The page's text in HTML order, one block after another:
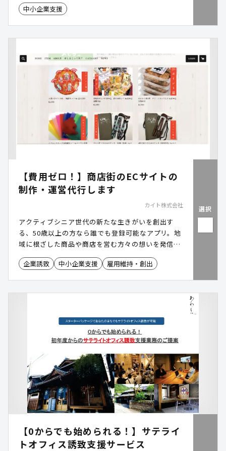
中小企業支援
【費用ゼロ！】商店街のECサイトの
制作・運営代行します
カイト株式会社
アクティブシニア世代の新たな生きがいを創出す
る、50歳以上の方なら誰でも登録可能なアプリ。地
域に根ざした商品や商店を営む方々の想いを発信し
ます。
企業誘致
中小企業支援 雇用維持・創出
選択
【0からでも始められる！】サテライ
トオフィス誘致支援サービス